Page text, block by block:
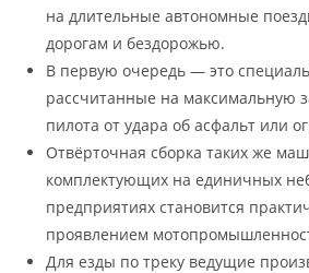
на длительные автономные
дорогам и бездорожью.
В первую очередь — это
рассчитанные на максимальную
пилота от удара об асфальт или
Отвёрточная сборка таких же
комплектующих на единичных
предприятиях становится
проявлением
Для езды по треку ведущие